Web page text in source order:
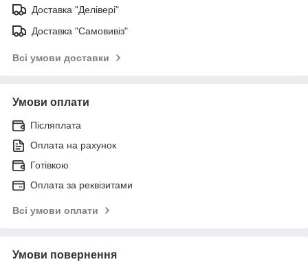
Доставка "Делівері"
Доставка "Самовивіз"
Всі умови доставки
Умови оплати
Післяплата
Оплата на рахунок
Готівкою
Оплата за реквізитами
Всі умови оплати
Умови повернення